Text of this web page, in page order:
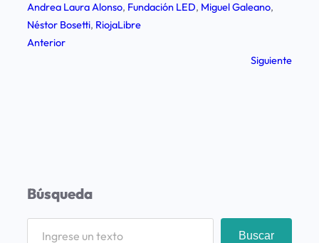
Andrea Laura Alonso, Fundación LED, Miguel Galeano
Néstor Bosetti, RiojaLibre
Anterior
Siguiente
Búsqueda
Buscar